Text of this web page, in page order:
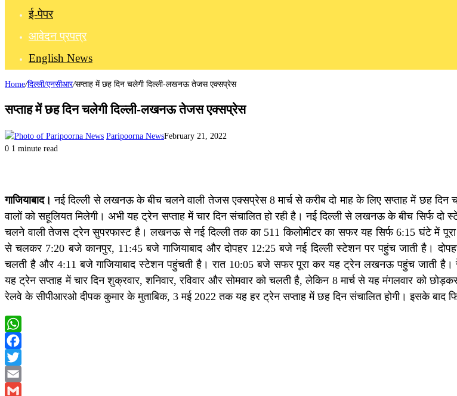
ई-पेपर
आवेदन प्रपत्र
English News
Home/दिल्ली/एनसीआर/सप्ताह में छह दिन चलेगी दिल्ली-लखनऊ तेजस एक्सप्रेस
सप्ताह में छह दिन चलेगी दिल्ली-लखनऊ तेजस एक्सप्रेस
Paripoorna NewsFebruary 21, 2022
0 1 minute read
गाजियाबाद। नई दिल्ली से लखनऊ के बीच चलने वाली तेजस एक्सप्रेस 8 मार्च से करीब दो माह के लिए सप्ताह में छह दिन
वालों को सहूलियत मिलेगी। अभी यह ट्रेन सप्ताह में चार दिन संचालित हो रही है। नई दिल्ली से लखनऊ के बीच सिर्फ दो
चलने वाली तेजस ट्रेन सुपरफास्ट है। लखनऊ से नई दिल्ली तक का 511 किलोमीटर का सफर यह सिर्फ 6:15 घंटे में
से चलकर 7:20 बजे कानपुर, 11:45 बजे गाजियाबाद और दोपहर 12:25 बजे नई दिल्ली स्टेशन पर पहुंच जाती है।
चलती है और 4:11 बजे गाजियाबाद स्टेशन पहुंचती है। रात 10:05 बजे सफर पूरा कर यह ट्रेन लखनऊ पहुंच जाती है।
यह ट्रेन सप्ताह में चार दिन शुक्रवार, शनिवार, रविवार और सोमवार को चलती है, लेकिन 8 मार्च से यह मंगलवार को
रेलवे के सीपीआरओ दीपक कुमार के मुताबिक, 3 मई 2022 तक यह हर ट्रेन सप्ताह में छह दिन संचालित होगी। इसके बाद
WhatsApp
Facebook
Twitter
Email